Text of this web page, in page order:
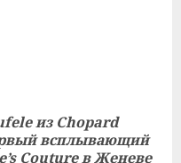
из Chopard
всплывающий
Couture в Женеве